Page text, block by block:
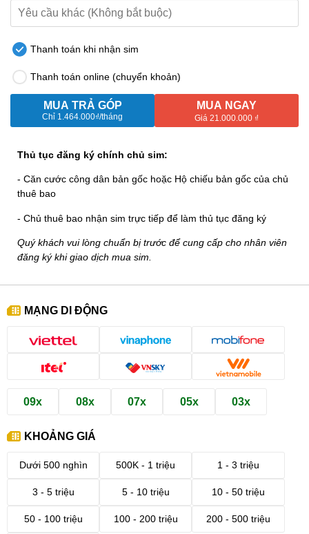
Thanh toán khi nhận sim
Thanh toán online (chuyển khoản)
MUA TRẢ GÓP
Chỉ 1.464.000₫/tháng
MUA NGAY
Giá 21.000.000 ₫
Thủ tục đăng ký chính chủ sim:
- Căn cước công dân bản gốc hoặc Hộ chiếu bản gốc của chủ
thuê bao
- Chủ thuê bao nhận sim trực tiếp để làm thủ tục đăng ký
Quý khách vui lòng chuẩn bị trước để cung cấp cho nhân viên
đăng ký khi giao dịch mua sim.
MẠNG DI ĐỘNG
09x 08x 07x 05x 03x
KHOẢNG GIÁ
Dưới 500 nghìn 500K - 1 triệu 1 - 3 triệu
3 - 5 triệu 5 - 10 triệu 10 - 50 triệu
50 - 100 triệu 100 - 200 triệu 200 - 500 triệu